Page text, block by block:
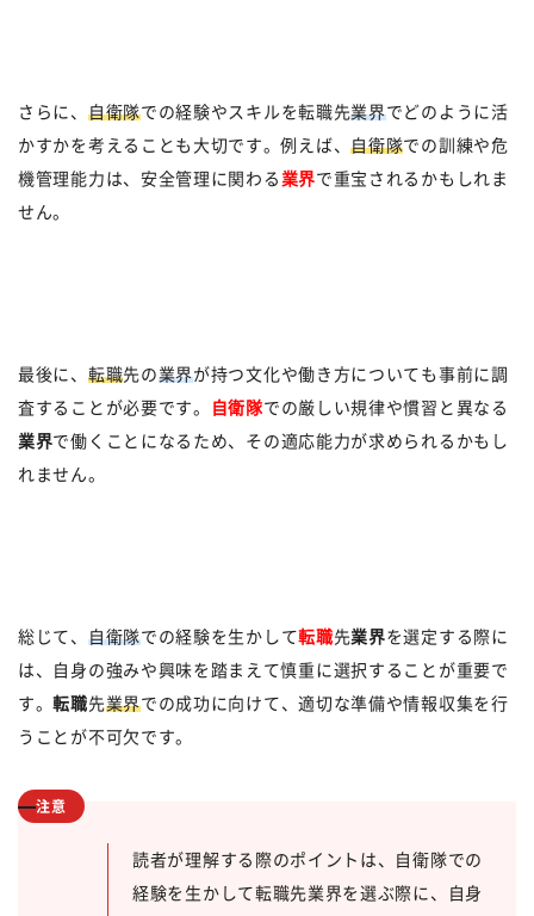
さらに、 自衛隊での経験やスキルを転職先業界でどのように活
かすかを考えることも大切です。例えば、自衛隊での訓練や危
機管理能力は、安全管理に関わる 業界で重宝されるかもしれま
せん。
最後に、 転職先の業界が持つ文化や働き方についても事前に調
査することが必要です。
自衛隊での厳しい規律や慣習と異なる
業界で働くことになるため、その適応能力が求められるかもし
れません。
総じて、 自衛隊での経験を生かして転職先業界を選定する際に
は、自身の強みや興味を踏まえて慎重に選択することが重要で
す。転職先業界での成功に向けて、適切な準備や情報収集を行
うことが不可欠です。
注意
読者が理解する際のポイントは、自衛隊での
経験を生かして転職先業界を選ぶ際に、自身